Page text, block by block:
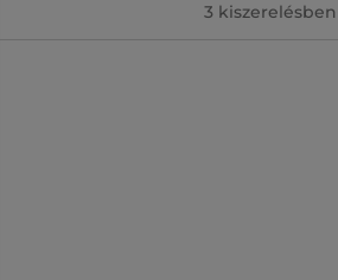
3 kiszerelésben